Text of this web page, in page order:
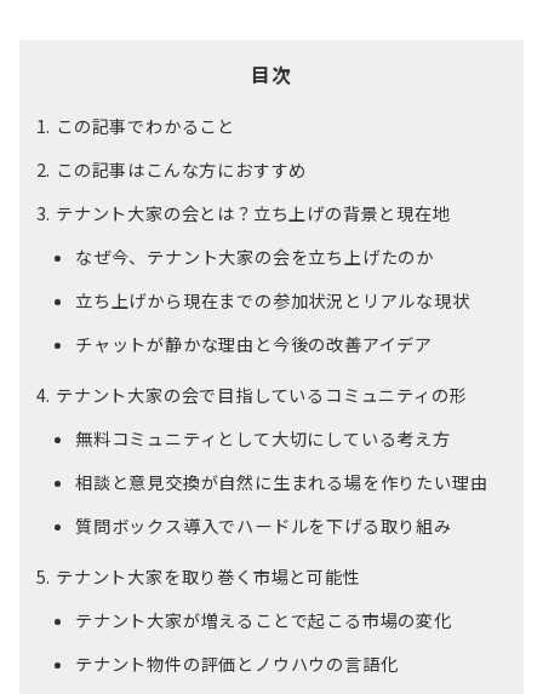
目次
この記事でわかること
この記事はこんな方におすすめ
テナント大家の会とは？立ち上げの背景と現在地
なぜ今、テナント大家の会を立ち上げたのか
立ち上げから現在までの参加状況とリアルな現状
チャットが静かな理由と今後の改善アイデア
テナント大家の会で目指しているコミュニティの形
無料コミュニティとして大切にしている考え方
相談と意見交換が自然に生まれる場を作りたい理由
質問ボックス導入でハードルを下げる取り組み
テナント大家を取り巻く市場と可能性
テナント大家が増えることで起こる市場の変化
テナント物件の評価とノウハウの言語化